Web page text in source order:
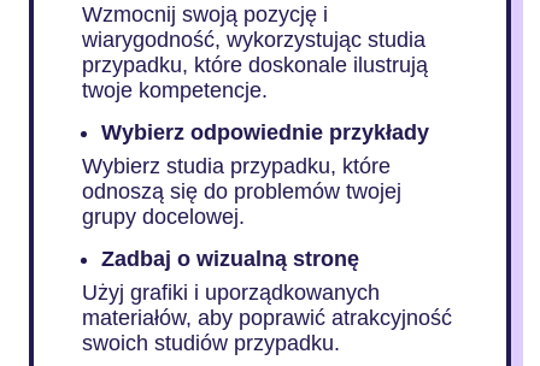
Wzmocnij swoją pozycję i
wiarygodność, wykorzystując studia
przypadku, które doskonale ilustrują
twoje kompetencje.
Wybierz odpowiednie przykłady
Wybierz studia przypadku, które
odnoszą się do problemów twojej
grupy docelowej.
Zadbaj o wizualną stronę
Użyj grafiki i uporządkowanych
materiałów, aby poprawić atrakcyjność
swoich studiów przypadku.